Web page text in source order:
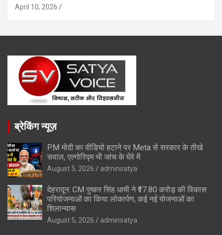
April 10, 2026
ब्रेकिंग न्यूज़
PM मोदी का वीडियो हटाने पर Meta से सरकार के तीखे
सवाल, एल्गोरिद्म भी जांच के घेरे में
August 5, 2026 adminsatya
देहरादून: CM पुष्कर सिंह धामी ने ₹17.80 करोड़ की विकास
परियोजनाओं का किया लोकार्पण, कई नई योजनाओं का
शिलान्यास
August 5, 2026 adminsatya